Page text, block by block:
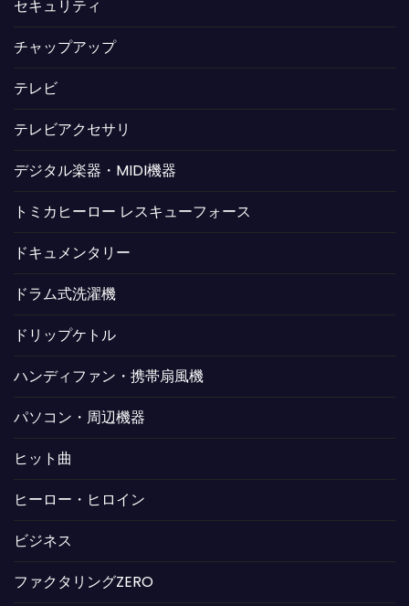
セキュリティ
チャップアップ
テレビ
テレビアクセサリ
デジタル楽器・MIDI機器
トミカヒーロー レスキューフォース
ドキュメンタリー
ドラム式洗濯機
ドリップケトル
ハンディファン・携帯扇風機
パソコン・周辺機器
ヒット曲
ヒーロー・ヒロイン
ビジネス
ファクタリングZERO